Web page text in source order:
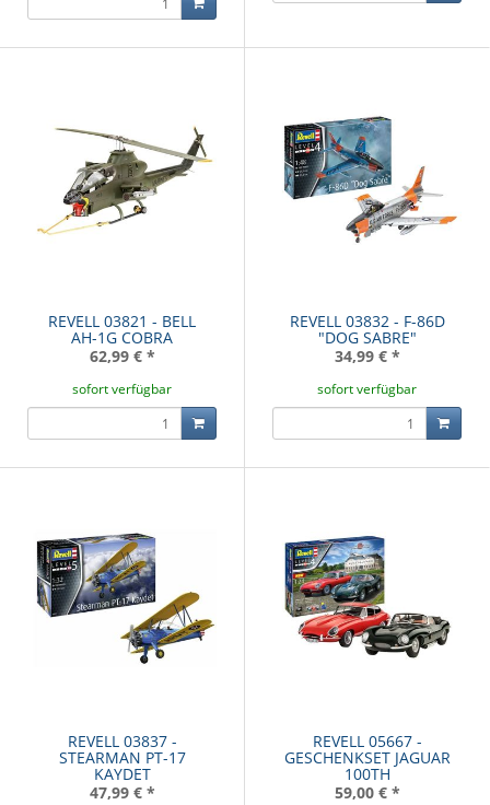
REVELL 03821 - BELL
AH-1G COBRA
62,99 € *
sofort verfügbar
REVELL 03832 - F-86D
"DOG SABRE"
34,99 € *
sofort verfügbar
REVELL 03837 -
STEARMAN PT-17
KAYDET
47,99 € *
REVELL 05667 -
GESCHENKSET JAGUAR
100TH
59,00 € *